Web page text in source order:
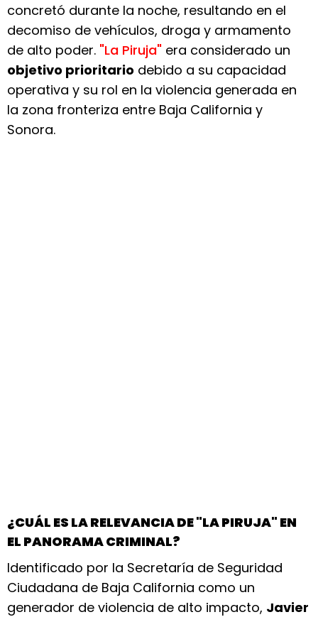
concretó durante la noche, resultando en el
decomiso de vehículos, droga y armamento
de alto poder. "La Piruja" era considerado un
objetivo prioritario debido a su capacidad
operativa y su rol en la violencia generada en
la zona fronteriza entre Baja California y
Sonora.
¿CUÁL ES LA RELEVANCIA DE "LA PIRUJA" EN
EL PANORAMA CRIMINAL?
Identificado por la Secretaría de Seguridad
Ciudadana de Baja California como un
generador de violencia de alto impacto, Javier